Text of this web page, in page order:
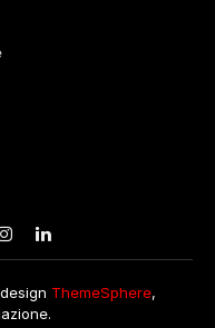
Instagram
LinkedIn
ThemeSphere,